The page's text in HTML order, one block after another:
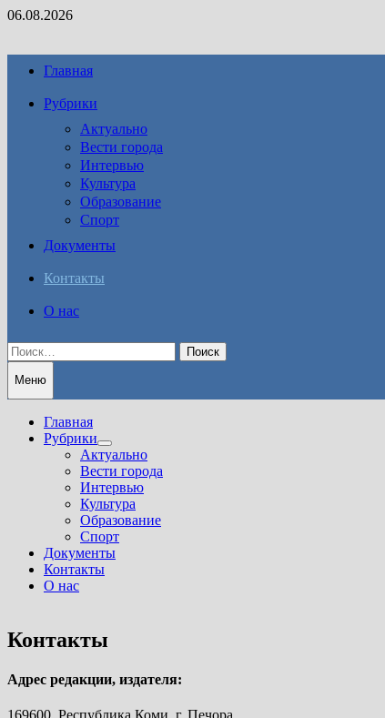
Перейти
06.08.2026
Главная
Рубрики
Актуально
Вести города
Интервью
Культура
Образование
Спорт
Документы
Контакты
О нас
Найти:
Меню
Главная
Рубрики
Показать
подменю
Актуально
Вести города
Интервью
Культура
Образование
Спорт
Документы
Контакты
О нас
Контакты
Адрес редакции, издателя: